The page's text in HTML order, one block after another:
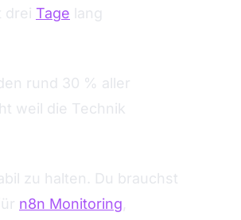
drei Tage lang
rund 30 % aller
weil die Technik
zu halten. Du brauchst
n8n Monitoring,